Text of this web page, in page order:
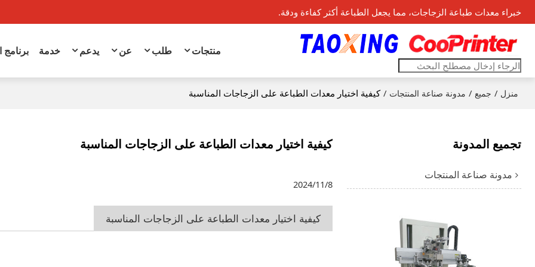
خبراء معدات طباعة الزجاجات، مما يجعل الطباعة أكثر كفاءة ودقة.
منتجات طلب عن يدعم خدمة برنامج
منزل / جميع / مدونة صناعة المنتجات / كيفية اختيار معدات الطباعة على الزجاجات المناسبة
كيفية اختيار معدات الطباعة على الزجاجات المناسبة
2024/11/8
كيفية اختيار معدات الطباعة على الزجاجات المناسبة
تجميع المدونة
مدونة صناعة المنتجات